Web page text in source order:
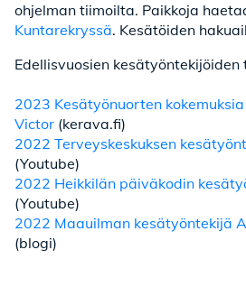
ohjelman tiimoilta. Paikkoja
Kuntarekryssä. Kesätöiden
Edellisvuosien kesätyöntekijöiden
2023 Kesätyönuorten
Victor (kerava.fi)
2022 Terveyskeskuksen
(Youtube)
2022 Heikkilän päiväkodin
(Youtube)
2022 Maauilman kesätyöntekijä
(blogi)